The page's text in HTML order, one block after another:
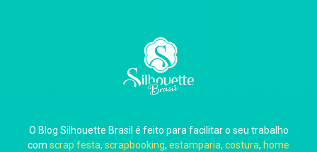
Carla Eschberger
Carol Pessoa
O Blog Silhouette Brasil é feito para facilitar o seu trabalho
com scrap festa, scrapbooking, estamparia, costura, home